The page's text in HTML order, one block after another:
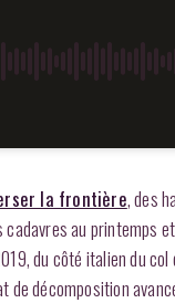
la frontière, des
au printemps
du côté italien du col
décomposition